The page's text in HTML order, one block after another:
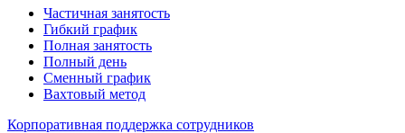
Частичная занятость
Гибкий график
Полная занятость
Полный день
Сменный график
Вахтовый метод
Корпоративная поддержка сотрудников